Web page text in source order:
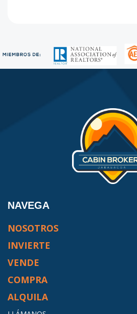
NAVEGA
NOSOTROS
INVIERTE
VENDE
COMPRA
ALQUILA